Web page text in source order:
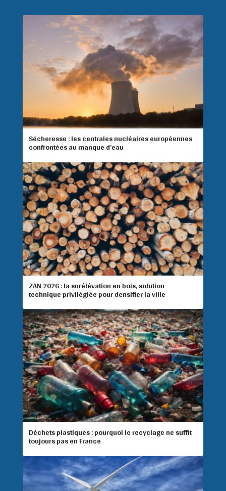
Sécheresse : les centrales nucléaires européennes
confrontées au manque d’eau
ZAN 2026 : la surélévation en bois, solution
technique privilégiée pour densifier la ville
Déchets plastiques : pourquoi le recyclage ne suffit
toujours pas en France